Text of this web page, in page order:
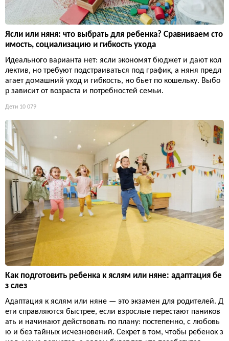
Ясли или няня: что выбрать для ребенка? Сравниваем сто
имость, социализацию и гибкость ухода
Идеального варианта нет: ясли экономят бюджет и дают кол
лектив, но требуют подстраиваться под график, а няня предл
агает домашний уход и гибкость, но бьет по кошельку. Выбо
р зависит от возраста и потребностей семьи.
Дети 10 079
Как подготовить ребенка к яслям или няне: адаптация бе
з слез
Адаптация к яслям или няне — это экзамен для родителей. Д
ети справляются быстрее, если взрослые перестают паников
ать и начинают действовать по плану: постепенно, с любовь
ю и без тайных исчезновений. Секрет в том, чтобы ребенок з